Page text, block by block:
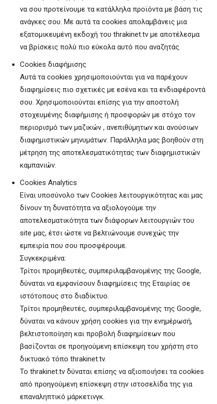
να σου προτείνουμε τα κατάλληλα προϊόντα με βάση τις
ανάγκες σου. Με αυτά τα cookies απολαμβάνεις μια
εξατομικευμένη εκδοχή του thrakinet.tv με αποτέλεσμα
να βρίσκεις πολύ πιο εύκολα αυτό που αναζητάς.
Cookies διαφήμισης
Αυτά τα cookies χρησιμοποιούνται για να παρέχουν
διαφημίσεις πιο σχετικές με εσένα και τα ενδιαφέροντά
σου. Χρησιμοποιούνται επίσης για την αποστολή
στοχευμένης διαφήμισης ή προσφορών με στόχο τον
περιορισμό των μαζικών , ανεπιθύμητων και ανούσιων
διαφημιστικών μηνυμάτων. Παράλληλα μας βοηθούν στη
μέτρηση της αποτελεσματικότητας των διαφημιστικών
καμπανιών.
Cookies Analytics
Είναι υποσύνολο των Cookies λειτουργικότητας και μας
δίνουν τη δυνατότητα να αξιολογούμε την
αποτελεσματικότητα των διάφορων λειτουργιών του
site μας, έτσι ώστε να βελτιώνουμε συνεχώς την
εμπειρία που σου προσφέρουμε.
Συγκεκριμένα:
Τρίτοι προμηθευτές, συμπεριλαμβανομένης της Google,
δύναται να εμφανίσουν διαφημίσεις της Εταιρίας σε
ιστότοπους στο διαδίκτυο.
Τρίτοι προμηθευτές, συμπεριλαμβανομένης της Google,
δύναται να κάνουν χρήση cookies για την ενημέρωσή,
βελτιστοποίηση και προβολή διαφημίσεων που
βασίζονται σε προηγούμενη επίσκεψη του χρήστη στο
δικτυακό τόπο thrakinet.tv.
To thrakinet.tv δύναται επίσης να αξιοποιήσει τα cookies
από προηγούμενη επίσκεψη στην ιστοσελίδα της για
επαναληπτικό μάρκετινγκ.